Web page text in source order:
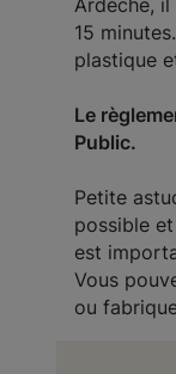
Ardèche,
15
plastique
Le
Public.
Petite
possible
est
Vous
ou